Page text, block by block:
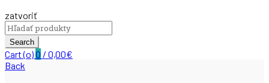
zatvoriť
Search
for:
Search
Cart (o)0 / 0,00€
Back